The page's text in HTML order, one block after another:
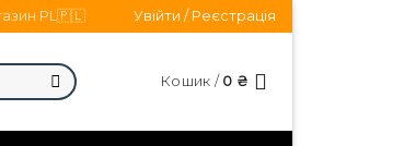
PL🇵🇱 Увійти / Реєстрація
Кошик / 0 ₴